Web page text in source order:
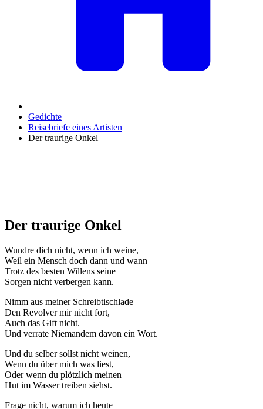
Gedichte
Reisebriefe eines Artisten
Der traurige Onkel
Der traurige Onkel
Wundre dich nicht, wenn ich weine,
Weil ein Mensch doch dann und wann
Trotz des besten Willens seine
Sorgen nicht verbergen kann.
Nimm aus meiner Schreibtischlade
Den Revolver mir nicht fort,
Auch das Gift nicht.
Und verrate Niemandem davon ein Wort.
Und du selber sollst nicht weinen,
Wenn du über mich was liest,
Oder wenn du plötzlich meinen
Hut im Wasser treiben siehst.
Frage nicht, warum ich heute